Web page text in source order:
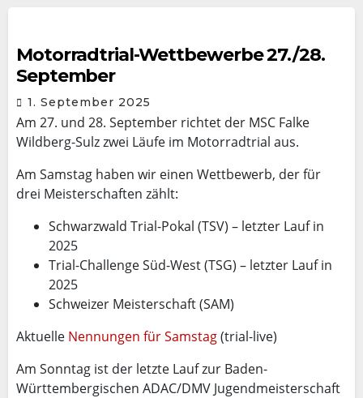
Motorradtrial-Wettbewerbe 27./28.
September
1. September 2025
Am 27. und 28. September richtet der MSC Falke
Wildberg-Sulz zwei Läufe im Motorradtrial aus.
Am Samstag haben wir einen Wettbewerb, der für
drei Meisterschaften zählt:
Schwarzwald Trial-Pokal (TSV) – letzter Lauf in
2025
Trial-Challenge Süd-West (TSG) – letzter Lauf in
2025
Schweizer Meisterschaft (SAM)
Aktuelle Nennungen für Samstag(trial-live)
Am Sonntag ist der letzte Lauf zur Baden-
Württembergischen ADAC/DMV Jugendmeisterschaft